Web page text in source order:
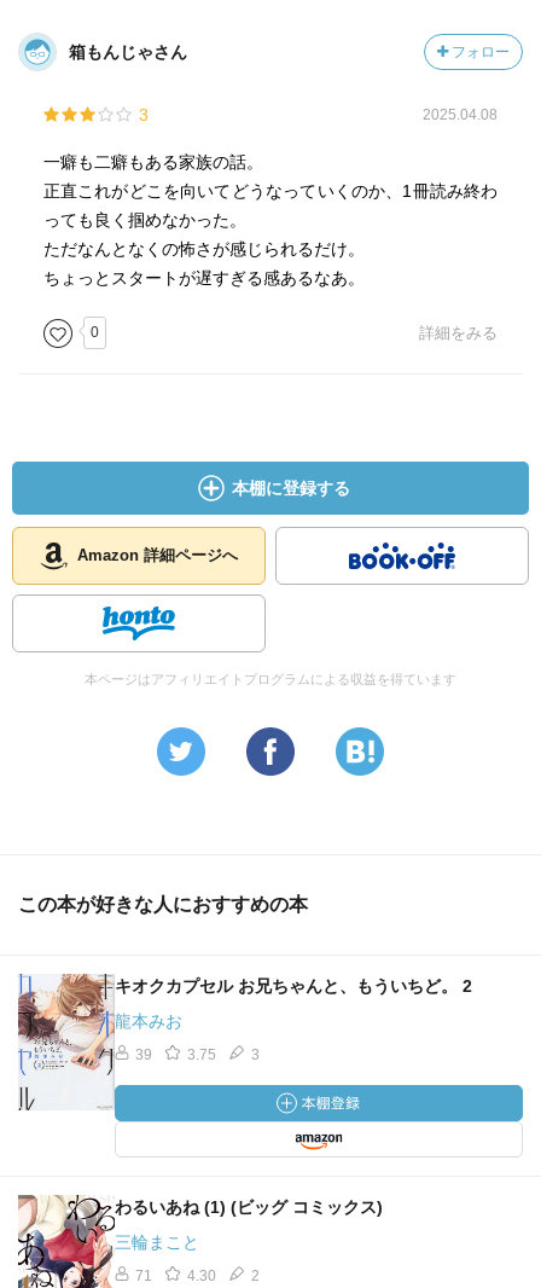
箱もんじゃさん フォロー
3 2025.04.08
一癖も二癖もある家族の話。
正直これがどこを向いてどうなっていくのか、1冊読み終わ
っても良く掴めなかった。
ただなんとなくの怖さが感じられるだけ。
ちょっとスタートが遅すぎる感あるなあ。
0 詳細をみる
本棚に登録する
Amazon 詳細ページへ
本ページはアフィリエイトプログラムによる収益を得ています
この本が好きな人におすすめの本
キオクカプセル お兄ちゃんと、もういちど。 2
龍本みお
39 3.75 3
わるいあね (1) (ビッグ コミックス)
三輪まこと
71 4.30 2